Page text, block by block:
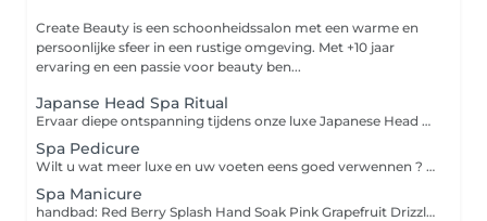
Create Beauty is een schoonheidssalon met een warme en
persoonlijke sfeer in een rustige omgeving. Met +10 jaar
ervaring en een passie voor beauty ben...
Japanse Head Spa Ritual
Ervaar diepe ontspanning tijdens onze luxe Japanese Head Spa behandeling een unieke wellness ervaring voor hoofdhuid, haar en geest. In een warme rustgevende setting met kaarslicht en luxe professionele producten wordt de hoofdhuid diep gereinigd, verzorgd en gemasseerd terwijl spanning in hoofd, nek en schouders volledig mag loslaten. De behandeling bestaat uit een scalp analyse, ontspannende hoofd-, nek- en decolleté massage, dieptereiniging, scalp scrub, luxe haarverzorging, stoomritueel, masker en een professionele blowdry & styling. Geschikt voor vrijwel alle haar- en hoofdhuidtypes, inclusief gekleurd haar. Diepe ontspanning Frisse gezonde hoofdhuid Zijdezacht glanzend haar Een echt selfcare moment Deluxe Head Spa & Facial Ritual Onze ultieme selfcare experience waarbij de Japanese Head Spa wordt gecombineerd met een luxe facial behandeling. Inclusief reiniging, masker, massage en volledige head spa ritual voor totale ontspanning van huid, hoofdhuid en lichaam. Optioneel uit te breiden met Red Light Therapy.
Spa Pedicure
Wilt u wat meer luxe en uw voeten eens goed verwennen ? kies dan voor de SPA PEDICURE! tijdens deze behandeling ondergaat u de standaard pedicure en meer. hier geniet u extra lang van de meest lekker ruikende bessen \ pepermunt verwerkt in een super zacht makende scrub , masker en massage en LOS bij te boeken voetenbad massage ook uiteraard eventueel af te sluiten met een mooie gellac
Spa Manicure
handbad: Red Berry Splash Hand Soak Pink Grapefruit Drizzle Hygiene Spray Mulberry & Pomegranate Sorbet Hand Scrub In vorm vijlen van de nagels Verzorgen van de nagelriemen Wild Berry Butter Hand Mask Cranberry Sensation Hand Treatment Massage Nagelriemolie Handcrème Nagelplaat glans of gellac (exclusief gellac verwijderen 5,-)